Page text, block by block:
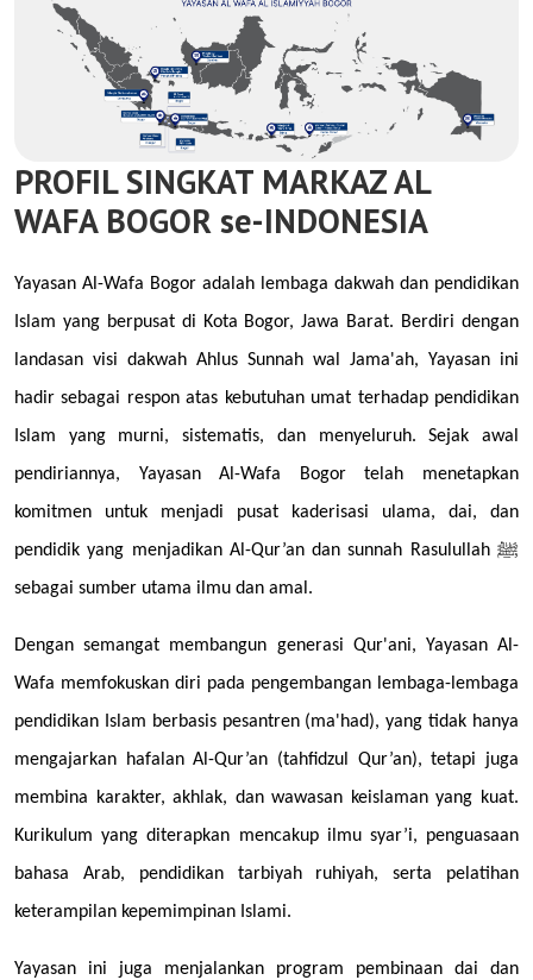
PROFIL SINGKAT MARKAZ AL
WAFA BOGOR se-INDONESIA
Yayasan Al-Wafa Bogor adalah lembaga dakwah dan pendidikan
Islam yang berpusat di Kota Bogor, Jawa Barat. Berdiri dengan
landasan visi dakwah Ahlus Sunnah wal Jama'ah, Yayasan ini
hadir sebagai respon atas kebutuhan umat terhadap pendidikan
Islam yang murni, sistematis, dan menyeluruh. Sejak awal
pendiriannya, Yayasan Al-Wafa Bogor telah menetapkan
komitmen untuk menjadi pusat kaderisasi ulama, dai, dan
pendidik yang menjadikan Al-Qur’an dan sunnah Rasulullah ﷺ
sebagai sumber utama ilmu dan amal.
Dengan semangat membangun generasi Qur'ani, Yayasan Al-
Wafa memfokuskan diri pada pengembangan lembaga-lembaga
pendidikan Islam berbasis pesantren (ma'had), yang tidak hanya
mengajarkan hafalan Al-Qur’an (tahfidzul Qur’an), tetapi juga
membina karakter, akhlak, dan wawasan keislaman yang kuat.
Kurikulum yang diterapkan mencakup ilmu syar’i, penguasaan
bahasa Arab, pendidikan tarbiyah ruhiyah, serta pelatihan
keterampilan kepemimpinan Islami.
Yayasan ini juga menjalankan program pembinaan dai dan